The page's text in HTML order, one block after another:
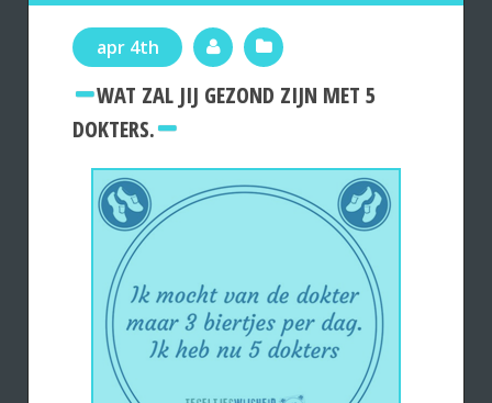
apr 4th
WAT ZAL JIJ GEZOND ZIJN MET 5
DOKTERS.